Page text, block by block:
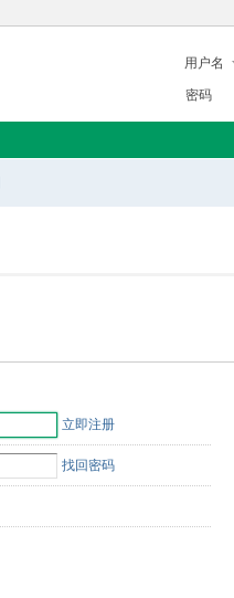
用户名
密码
立即注册
找回密码